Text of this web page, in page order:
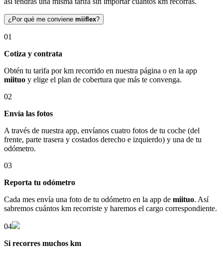
¿Por qué me conviene miiflex?
01
Cotiza y contrata
Obtén tu tarifa por km recorrido en nuestra página o en la app
miituo y elige el plan de cobertura que más te convenga.
02
Envía las fotos
A través de nuestra app, envíanos cuatro fotos de tu coche (del
frente, parte trasera y costados derecho e izquierdo) y una de tu
odómetro.
03
Reporta tu odómetro
Cada mes envía una foto de tu odómetro en la app de miituo. Así
sabremos cuántos km recorriste y haremos el cargo correspondiente.
04
Si recorres muchos km